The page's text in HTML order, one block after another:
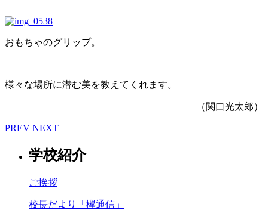
おもちゃのグリップ。
様々な場所に潜む美を教えてくれます。
（関口光太郎）
PREV NEXT
学校紹介
ご挨拶
校長だより「欅通信」